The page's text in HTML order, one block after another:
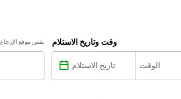
نفس موقع الإرجاع وقت وتاريخ الاستلام